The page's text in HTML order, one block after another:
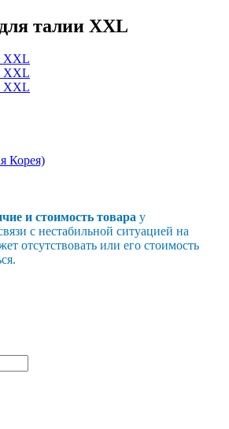
талии XXL
Корея)
и стоимость товара у
с нестабильной ситуацией на
отсутствовать или его стоимость